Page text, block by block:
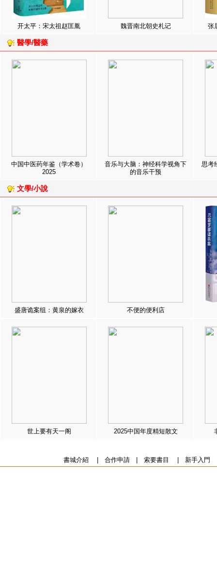
开太平：宋太祖赵匡胤 魏晋南北朝史札记 张
醫學/醫藥
中国中医药年鉴（学术卷）
2025
音乐与大脑：神经科学视角下
的音乐干预
思考
文學/小說
盛唐诡案组：黄泉的嫁衣 不便的便利店
世上要有天一阁 2025中国年度精短散文
書城介紹 合作申請| 索要書目 新手入門